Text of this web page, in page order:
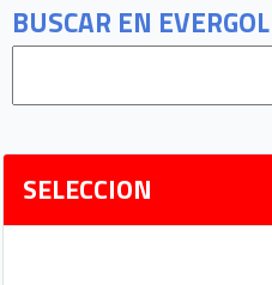
BUSCAR EN EVERGOL
SELECCION